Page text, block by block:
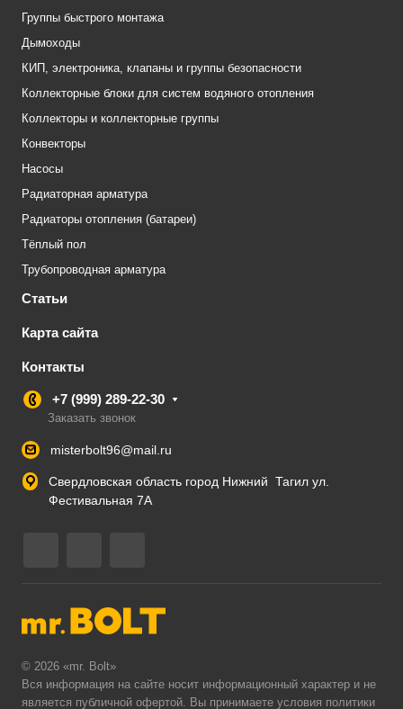
Группы быстрого монтажа
Дымоходы
КИП, электроника, клапаны и группы безопасности
Коллекторные блоки для систем водяного отопления
Коллекторы и коллекторные группы
Конвекторы
Насосы
Радиаторная арматура
Радиаторы отопления (батареи)
Тёплый пол
Трубопроводная арматура
Статьи
Карта сайта
Контакты
+7 (999) 289-22-30
Заказать звонок
misterbolt96@mail.ru
Свердловская область город Нижний Тагил ул.
Фестивальная 7А
© 2026 «mr. Bolt»
Вся информация на сайте носит информационный характер и не
является публичной офертой. Вы принимаете условия политики